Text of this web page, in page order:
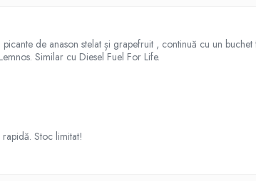
picante de anason stelat și grapefruit , continuă cu un
Similar cu Diesel Fuel For Life.
Stoc limitat!